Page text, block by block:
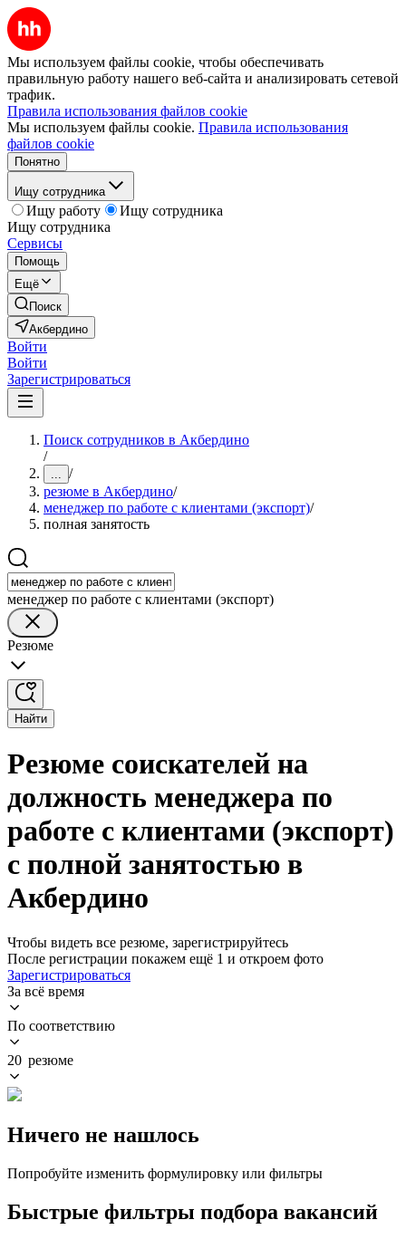
Мы используем файлы cookie, чтобы обеспечивать
правильную работу нашего веб-сайта и анализировать сетевой
трафик.
Правила использования файлов cookie
Мы используем файлы cookie. Правила использования
файлов cookie
Понятно
Ищу сотрудника
Ищу работу
Ищу сотрудника
Ищу сотрудника
Сервисы
Помощь
Ещё
Поиск
Акбердино
Войти
Войти
Зарегистрироваться
Поиск сотрудников в Акбердино
/
... /
резюме в Акбердино/
менеджер по работе с клиентами (экспорт)/
полная занятость
менеджер по работе с клиентами (экспорт)
Резюме
Найти
Резюме соискателей на
должность менеджера по
работе с клиентами (экспорт)
с полной занятостью в
Акбердино
Чтобы видеть все резюме, зарегистрируйтесь
После регистрации покажем ещё 1 и откроем фото
Зарегистрироваться
За всё время
По соответствию
20 резюме
Ничего не нашлось
Попробуйте изменить формулировку или фильтры
Быстрые фильтры подбора вакансий